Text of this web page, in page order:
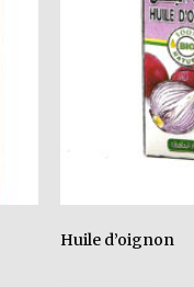
Huile d’oignon